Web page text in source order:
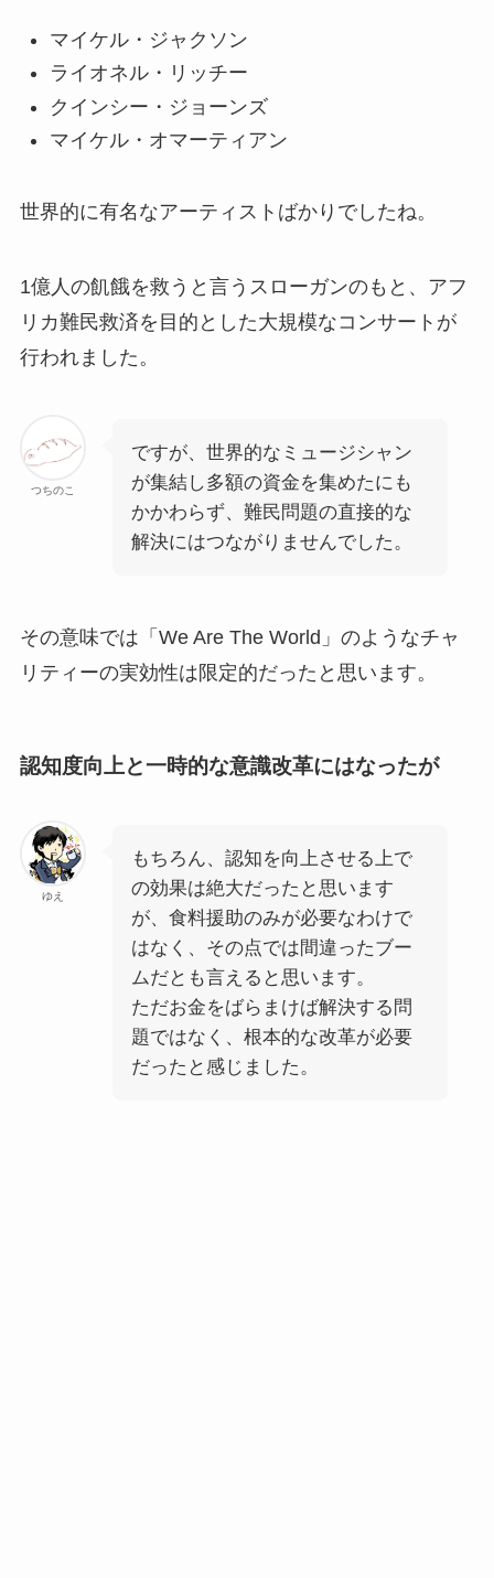
マイケル・ジャクソン
ライオネル・リッチー
クインシー・ジョーンズ
マイケル・オマーティアン
世界的に有名なアーティストばかりでしたね。
1億人の飢餓を救うと言うスローガンのもと、アフ
リカ難民救済を目的とした大規模なコンサートが
行われました。
つちのこ
ですが、世界的なミュージシャン
が集結し多額の資金を集めたにも
かかわらず、難民問題の直接的な
解決にはつながりませんでした。
その意味では「We Are The World」のようなチャ
リティーの実効性は限定的だったと思います。
認知度向上と一時的な意識改革にはなったが
ゆえ
もちろん、認知を向上させる上で
の効果は絶大だったと思います
が、食料援助のみが必要なわけで
はなく、その点では間違ったブー
ムだとも言えると思います。
ただお金をばらまけば解決する問
題ではなく、根本的な改革が必要
だったと感じました。